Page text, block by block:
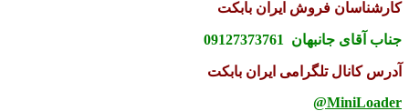
کارشناسان فروش ایران بابکت
جناب آقای جانبهان 09127373761
آدرس کانال تلگرامی ایران بابکت
MiniLoader@